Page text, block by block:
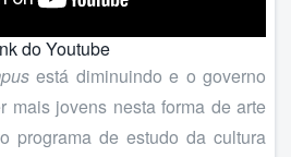
do Youtube
está diminuindo e o governo
mais jovens nesta forma de arte
programa de estudo da cultura